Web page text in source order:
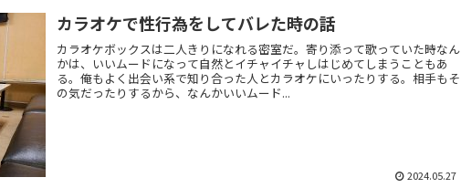
カラオケで性行為をしてバレた時の話
カラオケボックスは二人きりになれる密室だ。寄り添って歌っていた時なん
かは、いいムードになって自然とイチャイチャしはじめてしまうこともあ
る。俺もよく出会い系で知り合った人とカラオケにいったりする。相手もそ
の気だったりするから、なんかいいムード...
2024.05.27